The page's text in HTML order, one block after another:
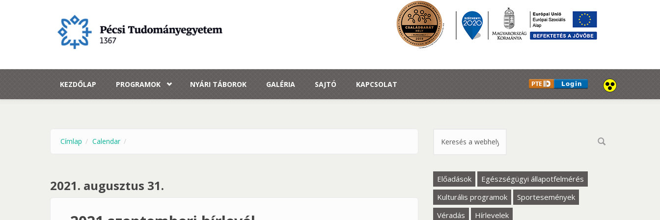
KEZDŐLAP PROGRAMOK NYÁRI TÁBOROK GALÉRIA SAJTÓ KAPCSOLAT
Címlap Calendar
2021. augusztus 31.
Keresés űrlap
Előadások
Egészségügyi állapotfelmérés
Kulturális programok
Sportesemények
Véradás
Hírlevelek